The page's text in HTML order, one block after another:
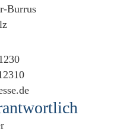
Burrus